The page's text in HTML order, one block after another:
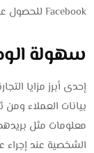
Facebook للحصول على الإجابات التي يحتاجها بكل سهولة وأريحية.
سهولة
إحدى أبرز مزايا
بيانات العملاء
معلومات مثل
الشخصية عند إجراء